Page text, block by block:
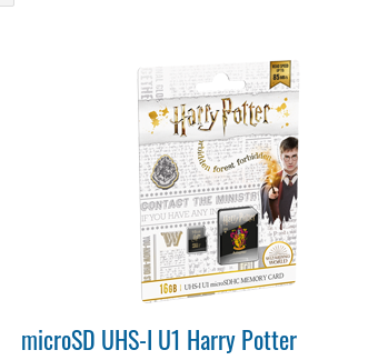
microSD UHS-I U1 Harry Potter